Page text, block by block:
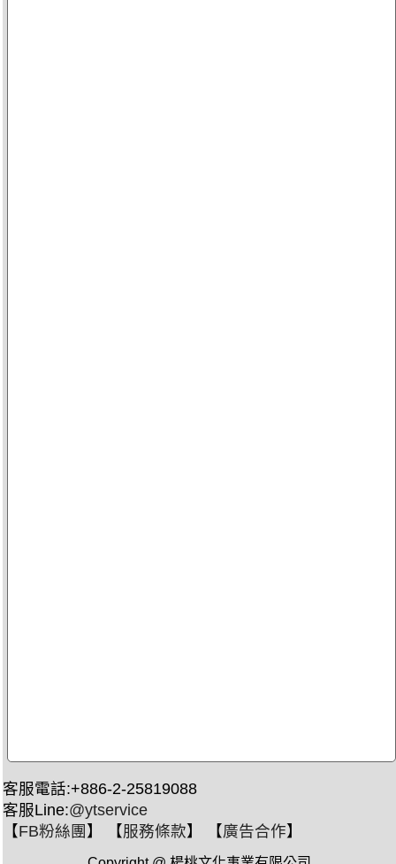
客服電話:+886-2-25819088
客服Line:@ytservice
【FB粉絲團 】 【服務條款】 【廣告合作】